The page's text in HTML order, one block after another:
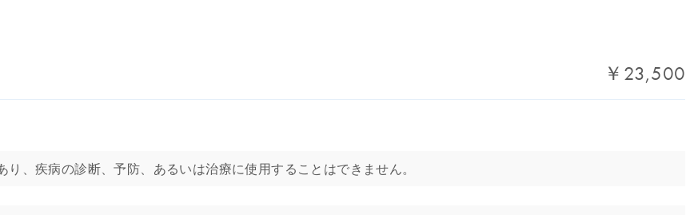
￥23,500
り、疾病の診断、予防、あるいは治療に使用することはできません。